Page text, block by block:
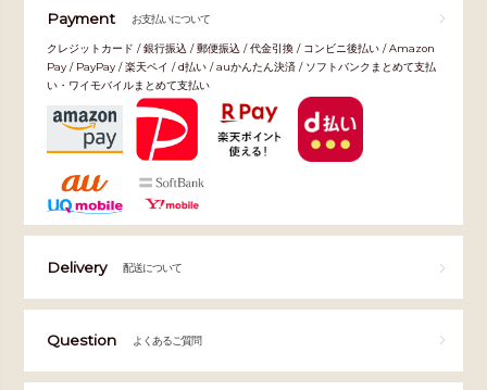
Payment お支払いについて
クレジットカード / 銀行振込 / 郵便振込 / 代金引換 / コンビニ後払い / Amazon
Pay / PayPay / 楽天ペイ / d払い / auかんたん決済 / ソフトバンクまとめて支払
い・ワイモバイルまとめて支払い
Delivery 配送について
Question よくあるご質問